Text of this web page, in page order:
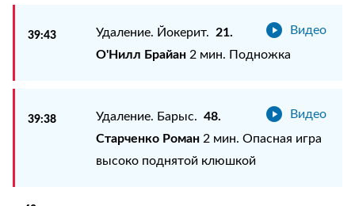
39:43 Видео
Удаление. Йокерит. 21.
О'Нилл Брайан2 мин. Подножка
39:38 Видео
Удаление. Барыс. 48.
Старченко Роман2 мин. Опасная игра
высоко поднятой клюшкой